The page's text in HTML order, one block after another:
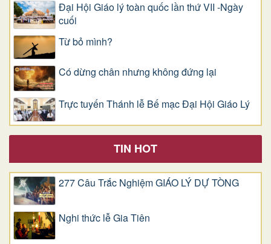
Đại Hội Giáo lý toàn quốc lần thứ VII -Ngày
cuối
Từ bỏ mình?
Có dừng chân nhưng không đứng lại
Trực tuyến Thánh lễ Bế mạc Đại Hội Giáo Lý
TIN HOT
277 Câu Trắc Nghiệm GIÁO LÝ DỰ TÒNG
Nghi thức lễ Gia Tiên